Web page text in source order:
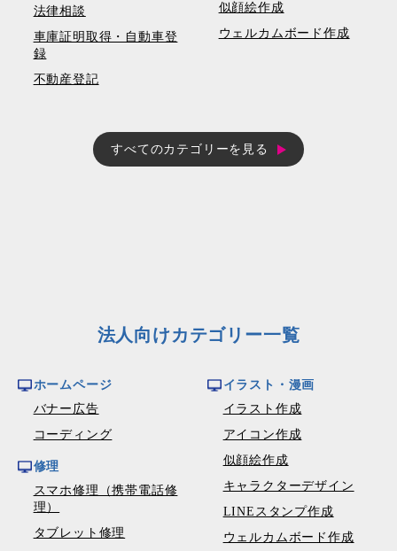
法律相談
車庫証明取得・自動車登
録
不動産登記
似顔絵作成
ウェルカムボード作成
すべてのカテゴリーを見る
法人向けカテゴリー一覧
ホームページ
バナー広告
コーディング
修理
スマホ修理（携帯電話修
理）
タブレット修理
イラスト・漫画
イラスト作成
アイコン作成
似顔絵作成
キャラクターデザイン
LINEスタンプ作成
ウェルカムボード作成